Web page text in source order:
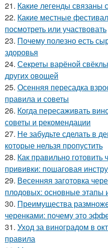
21. Какие легенды связаны
22. Какие местные
посмотреть или участвовать
23. Почему полезно есть
здоровья
24. Секреты варёной
других овощей
25. Осенняя пересадка
правила и советы
26. Когда пересаживать
советы и рекомендации
27. Не забудьте сделать в
которые нельзя пропустить
28. Как правильно готовить
прививки: пошаговая
29. Весенняя заготовка
плодовых: основные этапы
30. Преимущества
черенками: почему это
31. Уход за виноградом в
правила